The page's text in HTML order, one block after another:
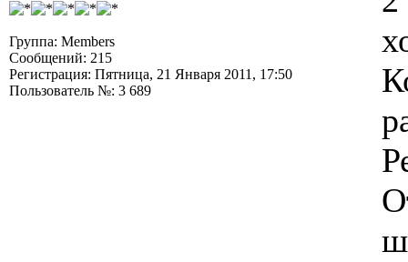
Группа: Members
Сообщений: 215
Регистрация: Пятница, 21 Января 2011, 17:50
Пользователь №: 3 689